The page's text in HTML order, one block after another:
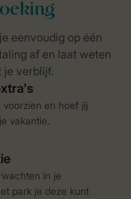
en hoef jij
vakantie.
in je
park je deze kunt